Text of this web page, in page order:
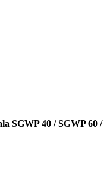
SGWP 40 / SGWP 60 /